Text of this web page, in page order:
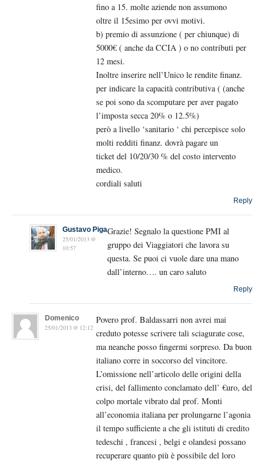
fino a 15. molte aziende non assumono
oltre il 15esimo per ovvi motivi.
b) premio di assunzione ( per chiunque) di
5000€ ( anche da CCIA ) o no contributi per
12 mesi.
Inoltre inserire nell’Unico le rendite finanz.
per indicare la capacità contributiva ( (anche
se poi sono da scomputare per aver pagato
l’imposta secca 20% o 12.5%)
però a livello ‘sanitario ‘ chi percepisce solo
molti redditi finanz. dovrà pagare un
ticket del 10/20/30 % del costo intervento
medico.
cordiali saluti
Reply
Gustavo Piga
25/01/2013 @
10:57
Grazie! Segnalo la questione PMI al
gruppo dei Viaggiatori che lavora su
questa. Se puoi ci vuole dare una mano
dall’interno…. un caro saluto
Reply
Domenico
25/01/2013 @ 12:12
Povero prof. Baldassarri non avrei mai
creduto potesse scrivere tali sciagurate cose,
ma neanche posso fingermi sorpreso. Da buon
italiano corre in soccorso del vincitore.
L’omissione nell’articolo delle origini della
crisi, del fallimento conclamato dell’ €uro, del
colpo mortale vibrato dal prof. Monti
all’economia italiana per prolungarne l’agonia
il tempo sufficiente a che gli istituti di credito
tedeschi , francesi , belgi e olandesi possano
recuperare quanto più è possibile del loro